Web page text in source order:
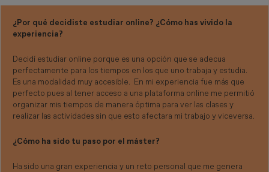
¿Por qué decidiste estudiar online? ¿Cómo has vivido la
experiencia?
Decidí estudiar online porque es una opción que se adecua
perfectamente para los tiempos en los que uno trabaja y estudia.
Es una modalidad muy accesible. En mi experiencia fue más que
perfecto pues al tener acceso a una plataforma online me permitió
organizar mis tiempos de manera óptima para ver las clases y
realizar las actividades sin que esto afectara mi trabajo y viceversa.
¿Cómo ha sido tu paso por el máster?
Ha sido una gran experiencia y un reto personal que me genera